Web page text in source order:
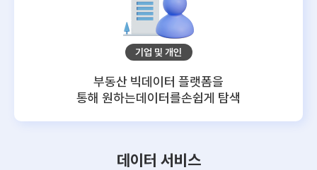
기업 및 개인
부동산 빅데이터 플랫폼을
통해 원하는데이터를손쉽게 탐색
데이터 서비스